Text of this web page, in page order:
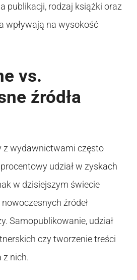
publikacji, rodzaj książki oraz
wpływają na wysokość
vs.
źródła
z wydawnictwami często
udział w zyskach
w dzisiejszym świecie
źródeł
Samopublikowanie, udział
czy tworzenie treści
z nich.